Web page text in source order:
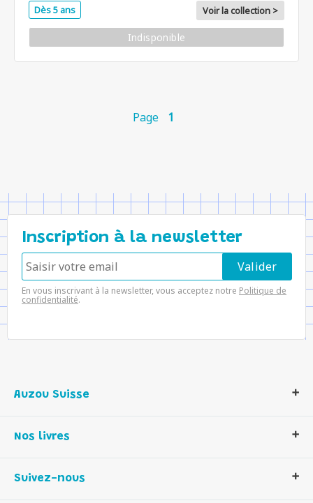
Dès 5 ans Voir la collection >
Indisponible
Page 1
Inscription à la newsletter
En vous inscrivant à la newsletter, vous acceptez notre Politique de
confidentialité.
Auzou Suisse
Notre histoire
Contactez-nous
Nos livres
Livres enfants
Suivez-nous